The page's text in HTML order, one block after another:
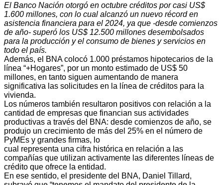
El Banco Nación otorgó en octubre créditos por casi US$
1.600 millones, con lo cual alcanzó un nuevo récord en
asistencia financiera para el 2024, ya que -desde comienzos
de año- superó los US$ 12.500 millones desembolsados
para la producción y el consumo de bienes y servicios en
todo el país.
Además, el BNA colocó 1.000 préstamos hipotecarios de la
línea “+Hogares”, por un monto estimado de US$ 50
millones, en tanto siguen aumentando de manera
significativa las solicitudes en la línea de créditos para la
vivienda.
Los números también resultaron positivos con relación a la
cantidad de empresas que financian sus actividades
productivas a través del BNA: desde comienzos de año, se
produjo un crecimiento de más del 25% en el número de
PyMEs y grandes firmas, lo
cual representa una cifra histórica en relación a las
compañías que utilizan activamente las diferentes líneas de
crédito que ofrece la entidad.
En ese sentido, el presidente del BNA, Daniel Tillard,